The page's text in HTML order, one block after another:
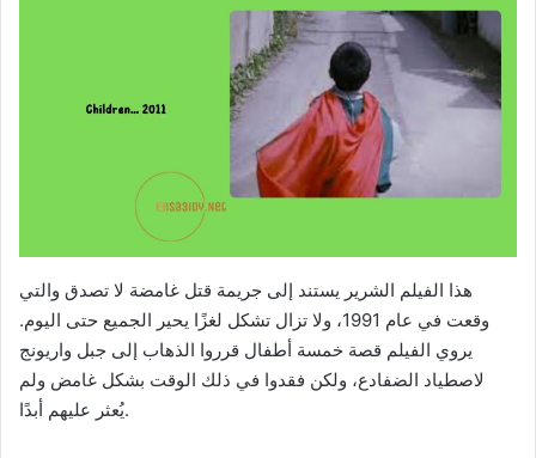
هذا الفيلم الشرير يستند إلى جريمة قتل غامضة لا تصدق والتي
وقعت في عام 1991، ولا تزال تشكل لغزًا يحير الجميع حتى اليوم.
يروي الفيلم قصة خمسة أطفال قرروا الذهاب إلى جبل واريونج
لاصطياد الضفادع، ولكن فقدوا في ذلك الوقت بشكل غامض ولم
يُعثر عليهم أبدًا.